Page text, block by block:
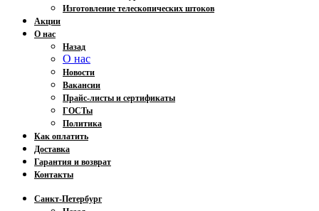
Изготовление телескопических штоков
Акции
О нас
Назад
О нас
Новости
Вакансии
Прайс-листы и сертификаты
ГОСТы
Политика
Как оплатить
Доставка
Гарантия и возврат
Контакты
Санкт-Петербург